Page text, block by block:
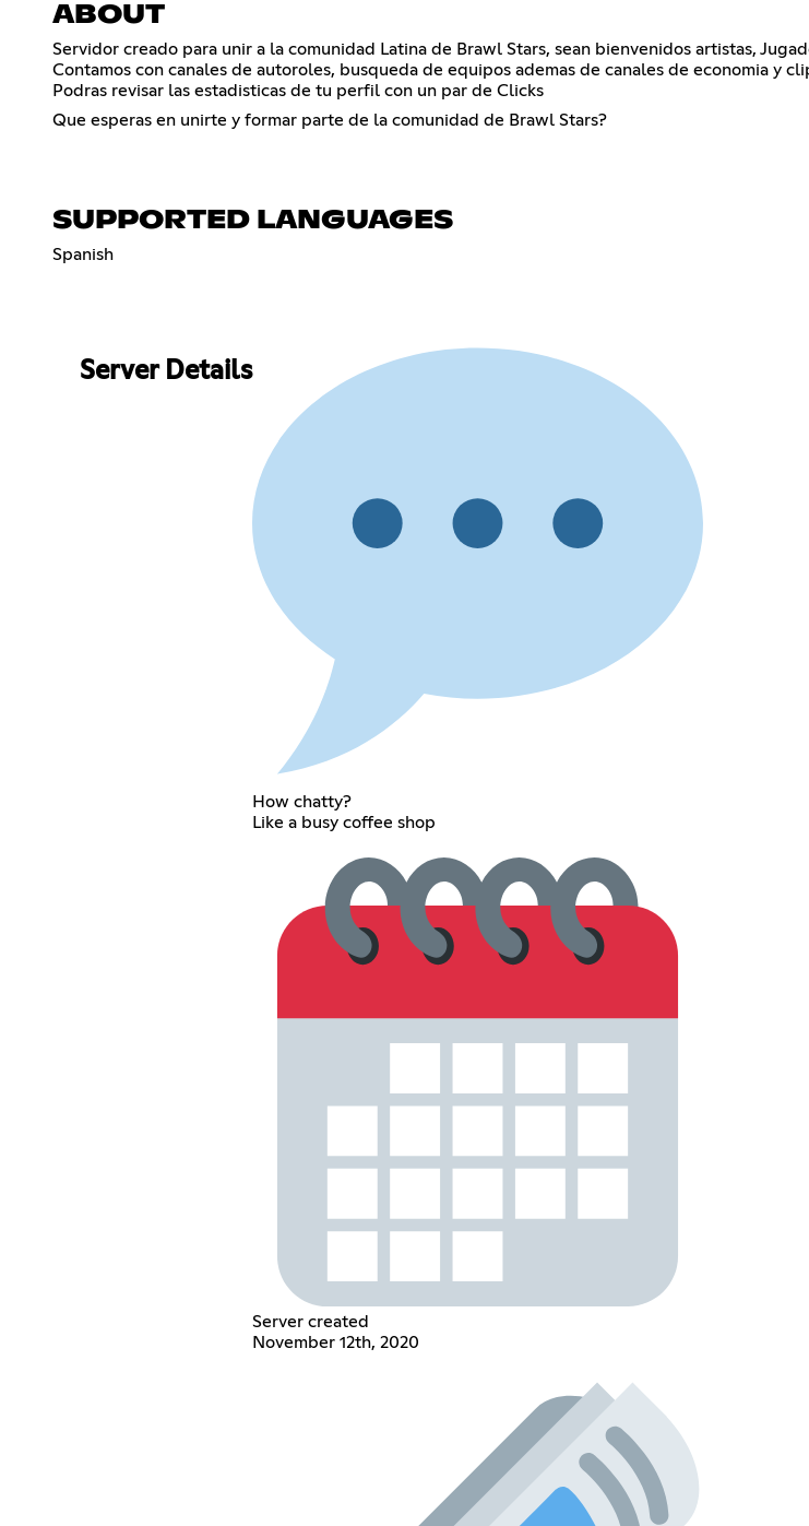
ABOUT
Servidor creado para unir a la comunidad Latina de Brawl Stars, sean bienvenidos artistas,
Contamos con canales de autoroles, busqueda de equipos ademas de canales de economia y
Podras revisar las estadisticas de tu perfil con un par de Clicks
Que esperas en unirte y formar parte de la comunidad de Brawl Stars?
SUPPORTED LANGUAGES
Spanish
Server Details
How chatty?
Like a busy coffee shop
Server created
November 12th, 2020